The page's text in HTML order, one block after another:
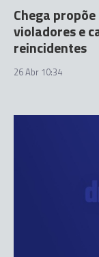
Chega
violadores e
reincidentes
26 Abr 10:34